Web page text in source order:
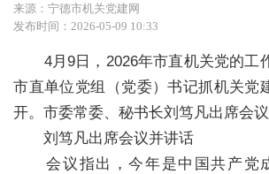
来源：宁德市机关党建网
发布时间：2026-05-09 10:33
4月9日，2026年市直机关党的工
市直单位党组（党委）书记抓机关党
开。市委常委、秘书长刘笃凡出席会议
刘笃凡出席会议并讲话
会议指出，今年是中国共产党